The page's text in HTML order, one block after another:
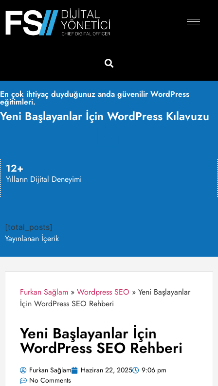
En çok ihtiyaç duyduğunuz anda güvenilir WordPress
eğitimleri.
Yeni Başlayanlar İçin WordPress Kılavuzu
12+
Yılların Dijital Deneyimi
[total_posts]
Yayınlanan İçerik
Furkan Sağlam » Wordpress SEO » Yeni Başlayanlar
İçin WordPress SEO Rehberi
Yeni Başlayanlar İçin
WordPress SEO Rehberi
Furkan Sağlam Haziran 22, 2025
9:06 pm
No Comments